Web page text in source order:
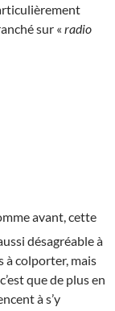
sur « radio
avant, cette
désagréable à
à colporter, mais
que de plus en
à s’y